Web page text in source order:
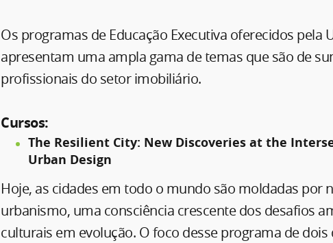
Os programas de Educação Executiva oferecidos pela
apresentam uma ampla gama de temas que são de
profissionais do setor imobiliário.
Cursos:
The Resilient City: New Discoveries at the
Urban Design
Hoje, as cidades em todo o mundo são moldadas por
urbanismo, uma consciência crescente dos desafios
culturais em evolução. O foco desse programa de